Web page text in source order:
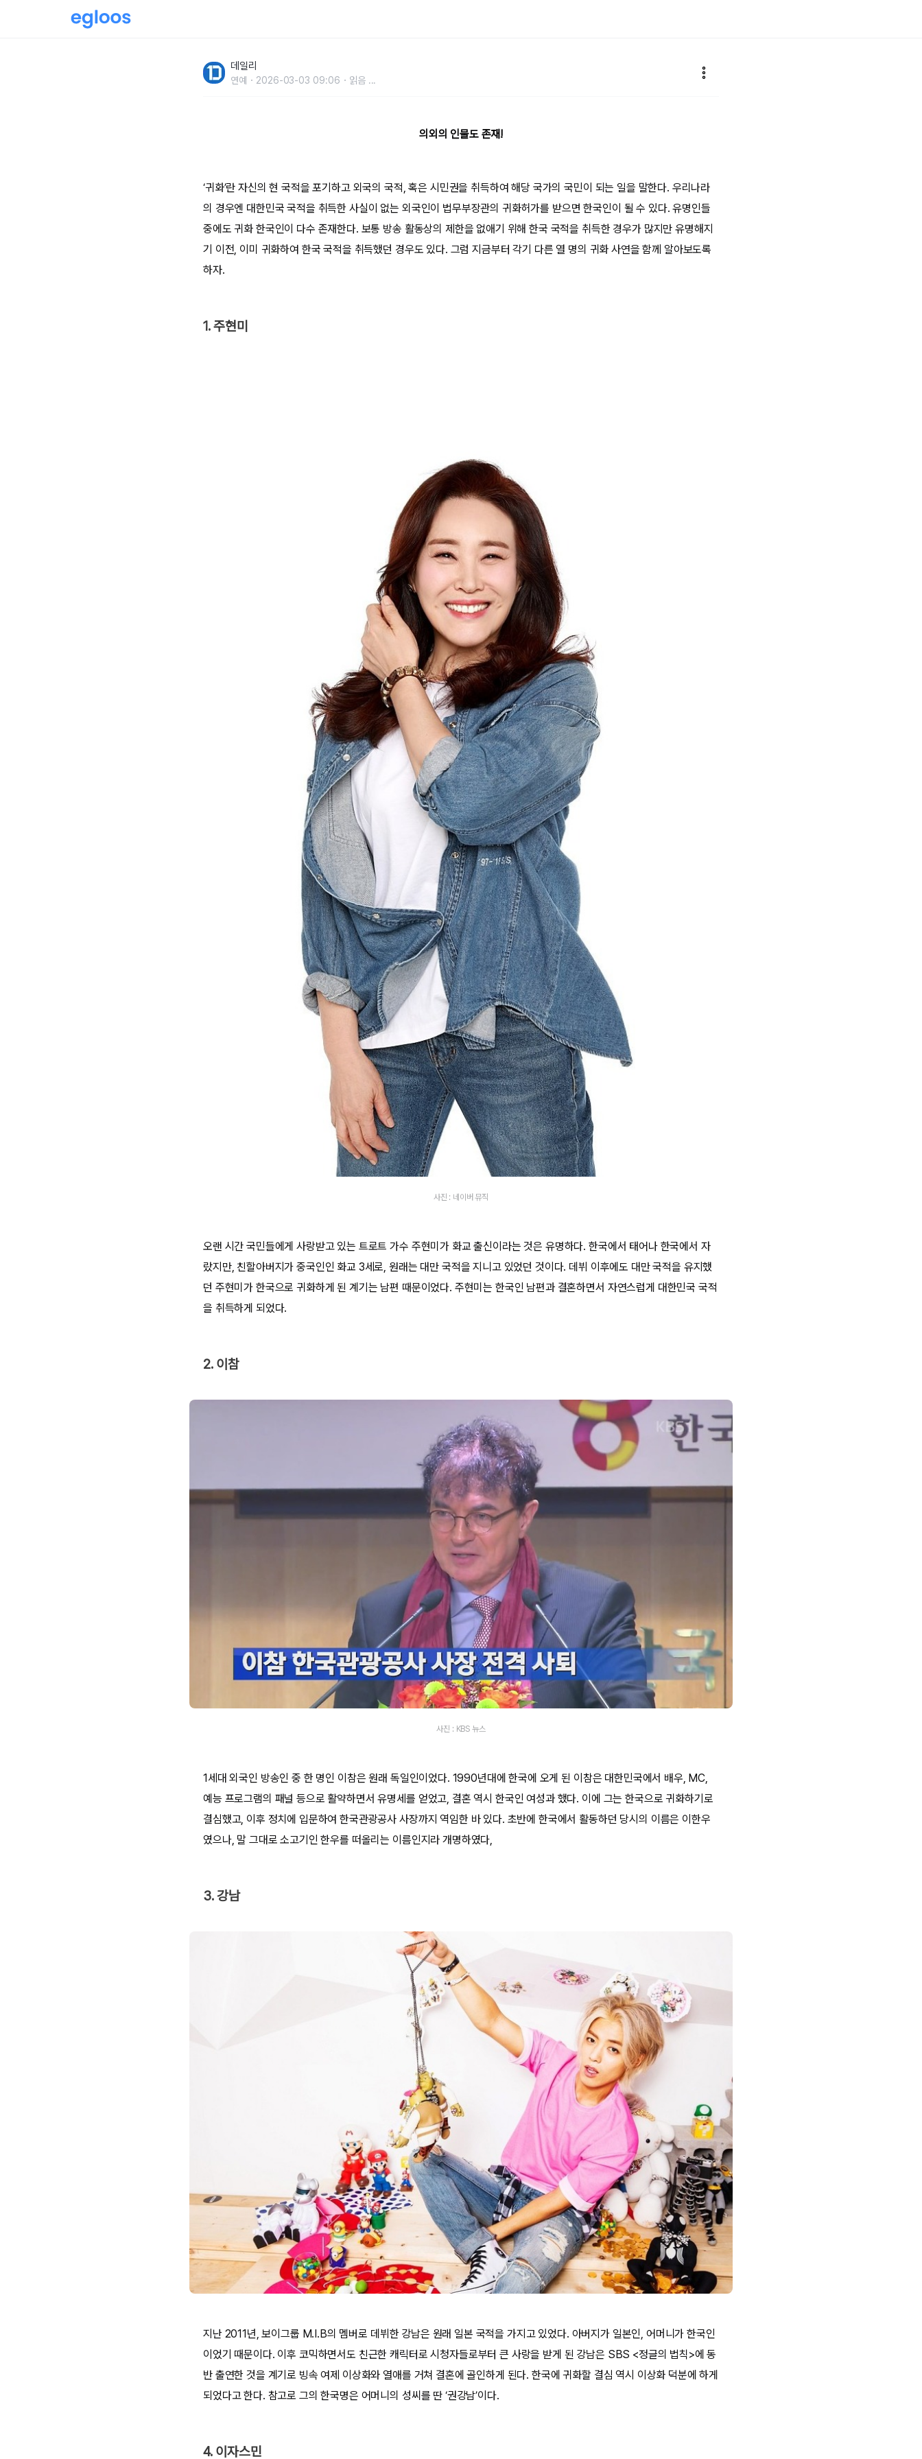
데일리
연예 2026-03-03 09:06 읽음 ...
의외의 인물도 존재!
‘귀화’란 자신의 현 국적을 포기하고 외국의 국적, 혹은 시민권을 취득하여 해당 국가의 국민이 되는 일을 말한다. 우리나라
의 경우엔 대한민국 국적을 취득한 사실이 없는 외국인이 법무부장관의 귀화허가를 받으면 한국인이 될 수 있다. 유명인들
중에도 귀화 한국인이 다수 존재한다. 보통 방송 활동상의 제한을 없애기 위해 한국 국적을 취득한 경우가 많지만 유명해지
기 이전, 이미 귀화하여 한국 국적을 취득했던 경우도 있다. 그럼 지금부터 각기 다른 열 명의 귀화 사연을 함께 알아보도록
하자.
1. 주현미
사진 : 네이버 뮤직
오랜 시간 국민들에게 사랑받고 있는 트로트 가수 주현미가 화교 출신이라는 것은 유명하다. 한국에서 태어나 한국에서 자
랐지만, 친할아버지가 중국인인 화교 3세로, 원래는 대만 국적을 지니고 있었던 것이다. 데뷔 이후에도 대만 국적을 유지했
던 주현미가 한국으로 귀화하게 된 계기는 남편 때문이었다. 주현미는 한국인 남편과 결혼하면서 자연스럽게 대한민국 국적
을 취득하게 되었다.
2. 이참
사진 : KBS 뉴스
1세대 외국인 방송인 중 한 명인 이참은 원래 독일인이었다. 1990년대에 한국에 오게 된 이참은 대한민국에서 배우, MC,
예능 프로그램의 패널 등으로 활약하면서 유명세를 얻었고, 결혼 역시 한국인 여성과 했다. 이에 그는 한국으로 귀화하기로
결심했고, 이후 정치에 입문하여 한국관광공사 사장까지 역임한 바 있다. 초반에 한국에서 활동하던 당시의 이름은 이한우
였으나, 말 그대로 소고기인 한우를 떠올리는 이름인지라 개명하였다,
3. 강남
지난 2011년, 보이그룹 M.I.B의 멤버로 데뷔한 강남은 원래 일본 국적을 가지고 있었다. 아버지가 일본인, 어머니가 한국인
이었기 때문이다. 이후 코믹하면서도 친근한 캐릭터로 시청자들로부터 큰 사랑을 받게 된 강남은 SBS <정글의 법칙>에 동
반 출연한 것을 계기로 빙속 여제 이상화와 열애를 거쳐 결혼에 골인하게 된다. 한국에 귀화할 결심 역시 이상화 덕분에 하게
되었다고 한다. 참고로 그의 한국명은 어머니의 성씨를 딴 ‘권강남’이다.
4. 이자스민